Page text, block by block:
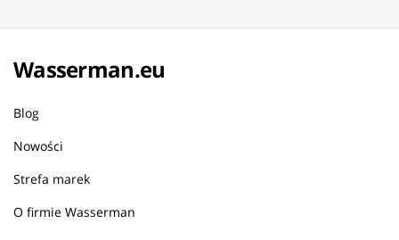
Wasserman.eu
Blog
Nowości
Strefa marek
O firmie Wasserman